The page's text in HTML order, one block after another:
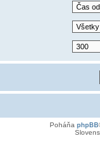
Poháňa phpBB